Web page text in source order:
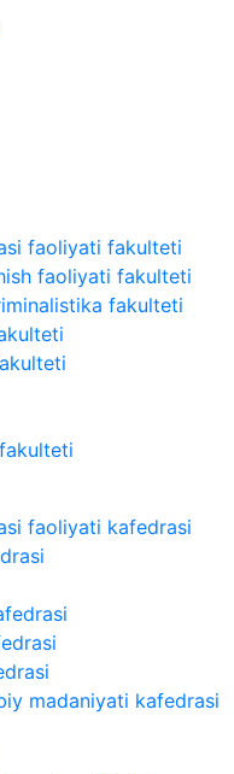
faoliyati fakulteti
faoliyati fakulteti
fakulteti
faoliyati kafedrasi
madaniyati kafedrasi